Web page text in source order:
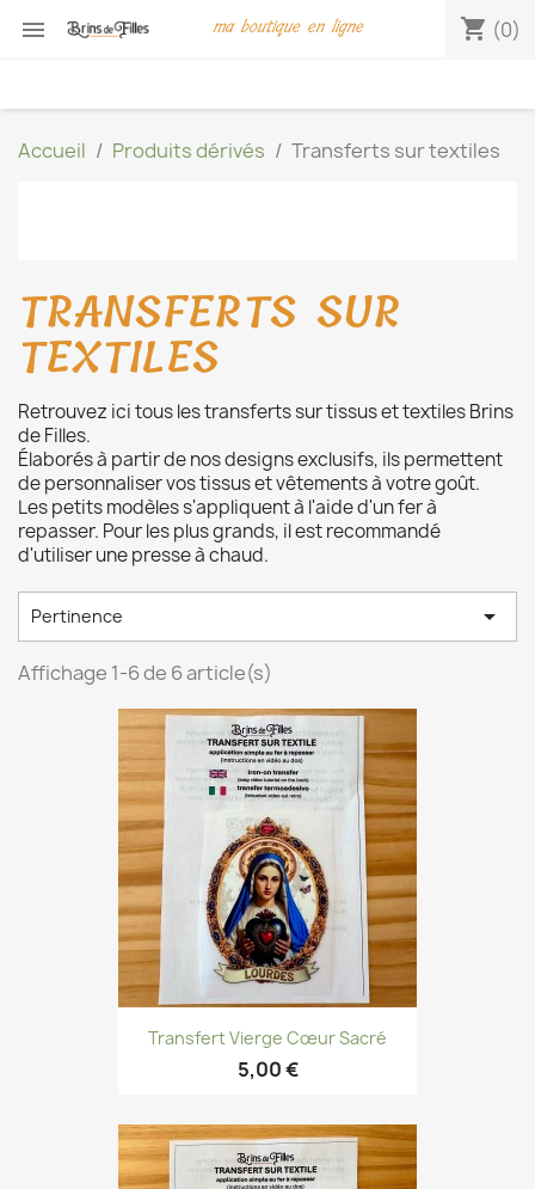
 shopping_cart (0)
ma boutique en ligne
Accueil Produits dérivés Transferts sur textiles
TRANSFERTS SUR
TEXTILES
Retrouvez ici tous les transferts sur tissus et textiles Brins
de Filles.
Élaborés à partir de nos designs exclusifs, ils permettent
de personnaliser vos tissus et vêtements à votre goût.
Les petits modèles s'appliquent à l'aide d'un fer à
repasser. Pour les plus grands, il est recommandé
d'utiliser une presse à chaud.
Pertinence 
Affichage 1-6 de 6 article(s)
Transfert Vierge Cœur Sacré
5,00 €